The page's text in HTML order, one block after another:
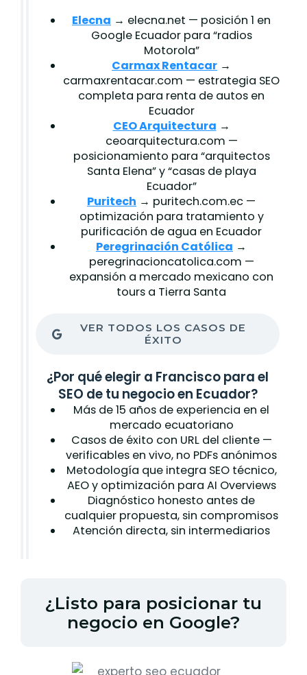
Elecna → elecna.net — posición 1 en
Google Ecuador para “radios
Motorola”
Carmax Rentacar →
carmaxrentacar.com — estrategia SEO
completa para renta de autos en
Ecuador
CEO Arquitectura →
ceoarquitectura.com —
posicionamiento para “arquitectos
Santa Elena” y “casas de playa
Ecuador”
Puritech → puritech.com.ec —
optimización para tratamiento y
purificación de agua en Ecuador
Peregrinación Católica →
peregrinacioncatolica.com —
expansión a mercado mexicano con
tours a Tierra Santa
VER TODOS LOS CASOS DE
ÉXITO
¿Por qué elegir a Francisco para el
SEO de tu negocio en Ecuador?
Más de 15 años de experiencia en el
mercado ecuatoriano
Casos de éxito con URL del cliente —
verificables en vivo, no PDFs anónimos
Metodología que integra SEO técnico,
AEO y optimización para AI Overviews
Diagnóstico honesto antes de
cualquier propuesta, sin compromisos
Atención directa, sin intermediarios
¿Listo para posicionar tu
negocio en Google?